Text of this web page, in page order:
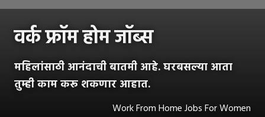
वर्क फ्रॉम होम जॉब्स
महिलांसाठी आनंदाची बातमी आहे. घरबसल्या आता
तुम्ही काम करू शकणार आहात.
Work From Home Jobs For Women